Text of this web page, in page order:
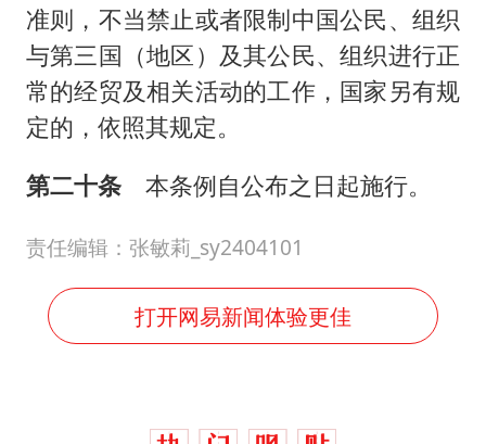
准则，不当禁止或者限制中国公民、组织
与第三国（地区）及其公民、组织进行正
常的经贸及相关活动的工作，国家另有规
定的，依照其规定。
第二十条本条例自公布之日起施行。
责任编辑：张敏莉_sy2404101
打开网易新闻体验更佳